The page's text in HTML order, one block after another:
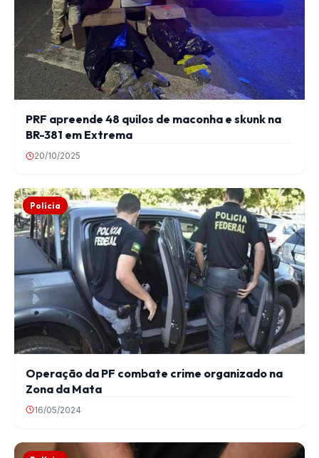
PRF apreende 48 quilos de maconha e skunk na
BR-381 em Extrema
20/10/2025
Polícia
Operação da PF combate crime organizado na
Zona da Mata
16/05/2024